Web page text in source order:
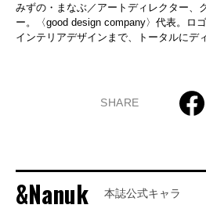
みずの・まなぶ／アートディレクター、
ー。〈good design company〉代表。ロ
インテリアデザインまで、トータルにデ
SHARE
&Nanuk 本誌公式キャラ